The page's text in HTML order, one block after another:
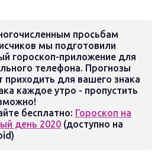
просьбам
мы подготовили
гороскоп-приложение для
телефона. Прогнозы
приходить для вашего знака
каждое утро - пропустить
бесплатно: Гороскоп на
день 2020 (доступно на